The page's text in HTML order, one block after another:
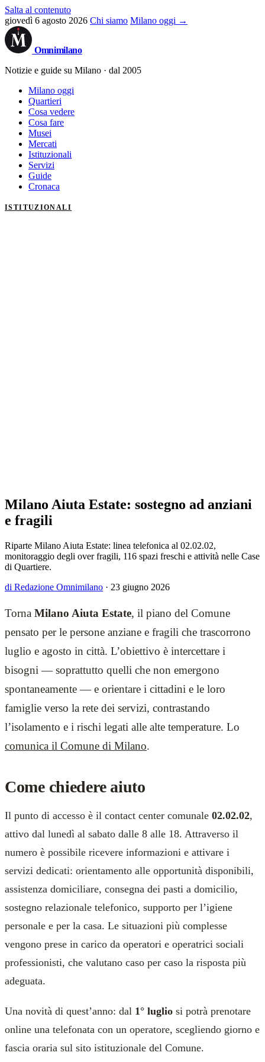
Salta al contenuto
giovedì 6 agosto 2026 Chi siamo Milano oggi →
Omnimilano
Notizie e guide su Milano · dal 2005
Milano oggi
Quartieri
Cosa vedere
Cosa fare
Musei
Mercati
Istituzionali
Servizi
Guide
Cronaca
ISTITUZIONALI
Milano Aiuta Estate: sostegno ad anziani
e fragili
Riparte Milano Aiuta Estate: linea telefonica al 02.02.02,
monitoraggio degli over fragili, 116 spazi freschi e attività nelle Case
di Quartiere.
di Redazione Omnimilano · 23 giugno 2026
Torna Milano Aiuta Estate, il piano del Comune
pensato per le persone anziane e fragili che trascorrono
luglio e agosto in città. L’obiettivo è intercettare i
bisogni — soprattutto quelli che non emergono
spontaneamente — e orientare i cittadini e le loro
famiglie verso la rete dei servizi, contrastando
l’isolamento e i rischi legati alle alte temperature. Lo
comunica il Comune di Milano.
Come chiedere aiuto
Il punto di accesso è il contact center comunale 02.02.02,
attivo dal lunedì al sabato dalle 8 alle 18. Attraverso il
numero è possibile ricevere informazioni e attivare i
servizi dedicati: orientamento alle opportunità disponibili,
assistenza domiciliare, consegna dei pasti a domicilio,
sostegno relazionale telefonico, supporto per l’igiene
personale e per la casa. Le situazioni più complesse
vengono prese in carico da operatori e operatrici sociali
professionisti, che valutano caso per caso la risposta più
adeguata.
Una novità di quest’anno: dal 1° luglio si potrà prenotare
online una telefonata con un operatore, scegliendo giorno e
fascia oraria sul sito istituzionale del Comune.